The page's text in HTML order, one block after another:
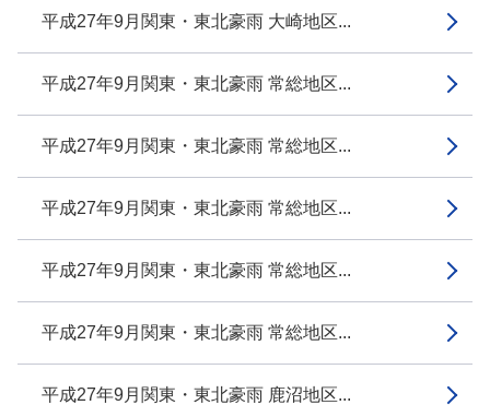
平成27年9月関東・東北豪雨 大崎地区...
平成27年9月関東・東北豪雨 常総地区...
平成27年9月関東・東北豪雨 常総地区...
平成27年9月関東・東北豪雨 常総地区...
平成27年9月関東・東北豪雨 常総地区...
平成27年9月関東・東北豪雨 常総地区...
平成27年9月関東・東北豪雨 鹿沼地区...